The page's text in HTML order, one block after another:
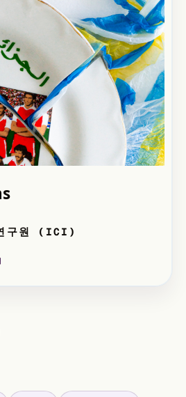
구원 (ICI)